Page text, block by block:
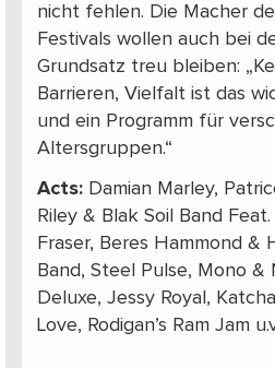
nicht fehlen. Die Macher
Festivals wollen auch bei
Grundsatz treu bleiben:
Barrieren, Vielfalt ist das
und ein Programm für
Altersgruppen.“
Acts:Damian Marley,
Riley & Blak Soil Band
Fraser, Beres Hammond &
Band, Steel Pulse, Mono &
Deluxe, Jessy Royal,
Love, Rodigan’s Ram Jam